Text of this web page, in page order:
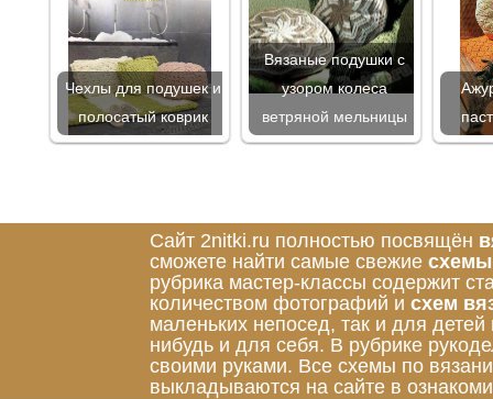
Чехлы для подушек и
полосатый коврик
Вязаные подушки с
узором колеса
ветряной мельницы
Сайт 2nitki.ru полностью посвящён
сможете найти самые свежие схемы
рубрика мастер-классы содержит
количеством фотографий и схем
маленьких непосед, так и для
нибудь и для себя. В рубрике
своими руками. Все схемы по
выкладываются на сайте в